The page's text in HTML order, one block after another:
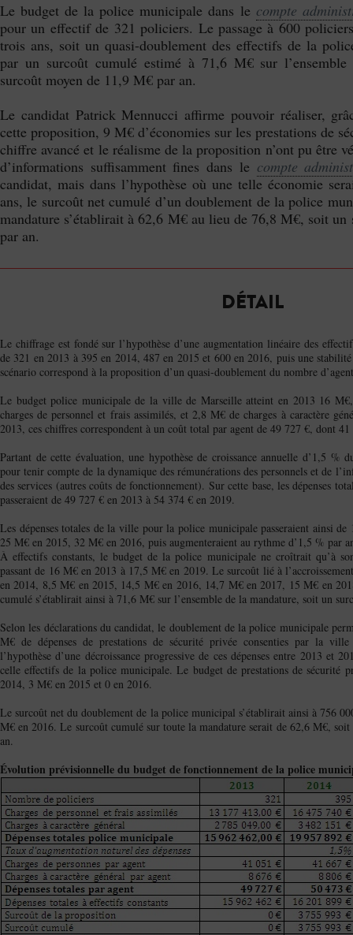
Le budget de la police municipale dans le compte
pour un effectif de 321 policiers. Le passage à 600
trois ans, soit un quasi-doublement des effectifs de la
par un surcoût cumulé estimé à 71,6 M€ sur
surcoût moyen de 11,9 M€ par an.
Le candidat Patrick Mennucci affirme pouvoir réaliser,
cette proposition, 9 M€ d’économies sur les prestations de
chiffre avancé et le réalisme de la proposition n’ont pu être
d’informations suffisamment fines dans le compte
candidat, mais dans l’hypothèse où une telle économie
ans, le surcoût net cumulé d’un doublement de la police
mandature s’établirait à 62,6 M€ au lieu de 76,8 M€, soit
par an.
DÉTAIL
Le chiffrage est fondé sur l’hypothèse d’une augmentation linéaire des
de 321 en 2013 à 395 en 2014, 487 en 2015 et 600 en 2016, puis une
scénario correspond à la proposition d’un quasi-doublement du nombre
Le budget police municipale de la ville de Marseille atteint en 2013 16
charges de personnel et frais assimilés, et 2,8 M€ de charges à caractère
2013, ces chiffres correspondent à un coût total par agent de 49 727 €, dont
Partant de cette évaluation, une hypothèse de croissance annuelle d’1,5 %
pour tenir compte de la dynamique des rémunérations des personnels et de
des services (autres coûts de fonctionnement). Sur cette base, les dépenses
passeraient de 49 727 € en 2013 à 54 374 € en 2019.
Les dépenses totales de la ville pour la police municipale passeraient ainsi
25 M€ en 2015, 32 M€ en 2016, puis augmenteraient au rythme d’1,5 % par
À effectifs constants, le budget de la police municipale ne croîtrait qu’à
passant de 16 M€ en 2013 à 17,5 M€ en 2019. Le surcoût lié à
en 2014, 8,5 M€ en 2015, 14,5 M€ en 2016, 14,7 M€ en 2017, 15 M€ en
cumulé s’établirait ainsi à 71,6 M€ sur l’ensemble de la mandature, soit un
Selon les déclarations du candidat, le doublement de la police municipale
M€ de dépenses de prestations de sécurité privée consenties par la
l’hypothèse d’une décroissance progressive de ces dépenses entre 2013 et
celle effectifs de la police municipale. Le budget de prestations de sécurité
2014, 3 M€ en 2015 et 0 en 2016.
Le surcoût net du doublement de la police municipal s’établirait ainsi à 756
M€ en 2016. Le surcoût cumulé sur toute la mandature serait de 62,6 M€,
an.
Évolution prévisionnelle du budget de fonctionnement de la police